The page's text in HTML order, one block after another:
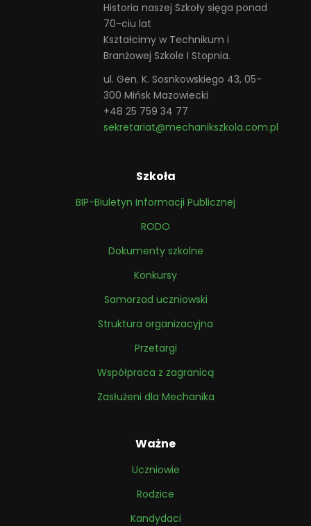
Historia naszej Szkoły sięga ponad
70-ciu lat
Kształcimy w Technikum i
Branżowej Szkole I Stopnia.
ul. Gen. K. Sosnkowskiego 43, 05-
300 Mińsk Mazowiecki
+48 25 759 34 77
sekretariat@mechanikszkola.com.pl
Szkoła
BIP-Biuletyn Informacji Publicznej
RODO
Dokumenty szkolne
Konkursy
Samorzad uczniowski
Struktura organizacyjna
Przetargi
Współpraca z zagranicą
Zasłużeni dla Mechanika
Ważne
Uczniowie
Rodzice
Kandydaci